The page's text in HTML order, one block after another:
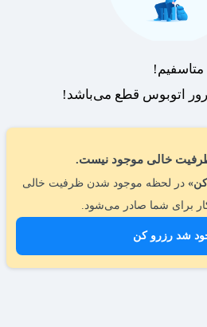
خالی موجود نیست.
در لحظه موجود شدن ظرفیت خالی
برای شما صادر می‌شود.
شد رزرو کن
متاسفیم!
اتوبوس قطع می‌باشد!